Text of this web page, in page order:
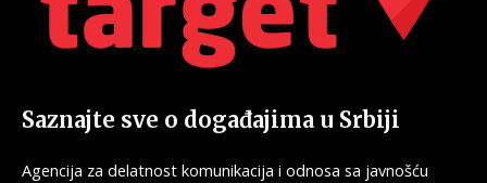
Saznajte sve o događajima u Srbiji
Agencija za delatnost komunikacija i odnosa sa javnošću